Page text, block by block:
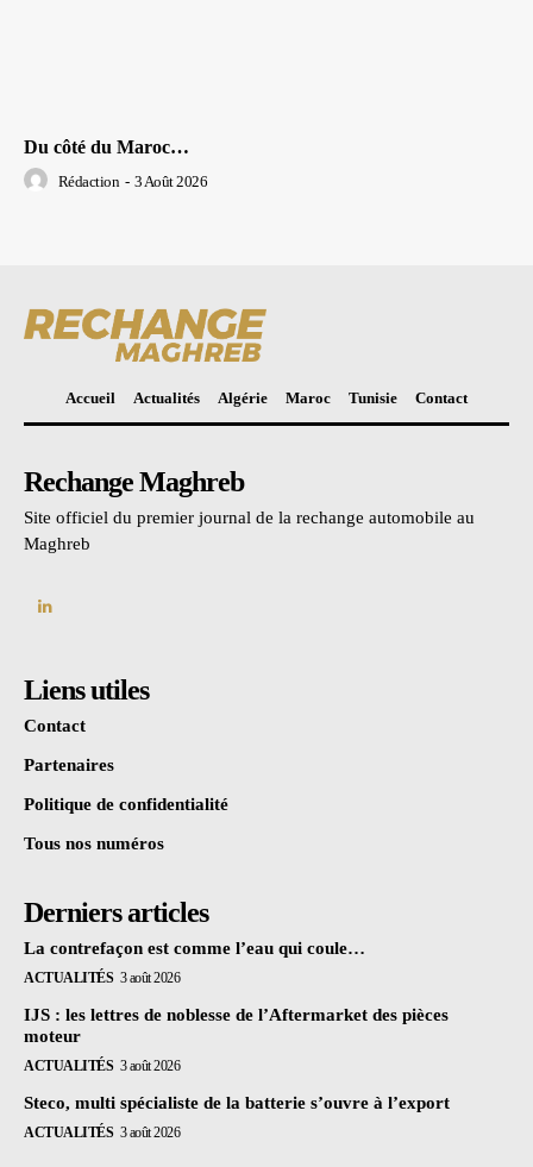
Du côté du Maroc…
Rédaction - 3 Août 2026
Accueil Actualités Algérie Maroc Tunisie Contact
Rechange Maghreb
Site officiel du premier journal de la rechange automobile au
Maghreb
Liens utiles
Contact
Partenaires
Politique de confidentialité
Tous nos numéros
Derniers articles
La contrefaçon est comme l’eau qui coule…
ACTUALITÉS 3 août 2026
IJS : les lettres de noblesse de l’Aftermarket des pièces
moteur
ACTUALITÉS 3 août 2026
Steco, multi spécialiste de la batterie s’ouvre à l’export
ACTUALITÉS 3 août 2026